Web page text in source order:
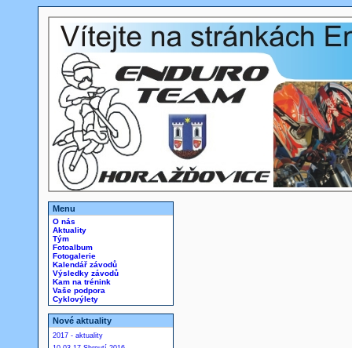
Menu
O nás
Aktuality
Tým
Fotoalbum
Fotogalerie
Kalendář závodů
Výsledky závodů
Kam na trénink
Vaše podpora
Cyklovýlety
Nové aktuality
2017 - aktuality